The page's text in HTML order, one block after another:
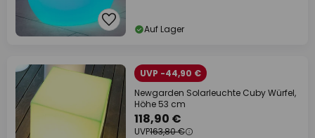
Auf Lager
UVP -44,90 €
Newgarden Solarleuchte Cuby Würfel,
Höhe 53 cm
118,90 €
UVP163,80 €